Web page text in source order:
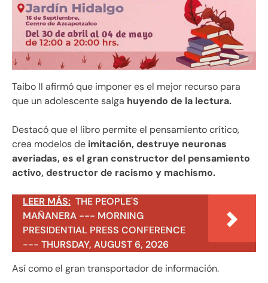
Taibo II afirmó que imponer es el mejor recurso para
que un adolescente salga huyendo de la lectura.
Destacó que el libro permite el pensamiento crítico,
crea modelos de imitación, destruye neuronas
averiadas, es el gran constructor del pensamiento
activo, destructor de racismo y machismo.
LEER MÁS: THE PEOPLE'S
MAÑANERA --- MORNING
PRESIDENTIAL PRESS CONFERENCE
--- THURSDAY, AUGUST 6, 2026
Así como el gran transportador de información.